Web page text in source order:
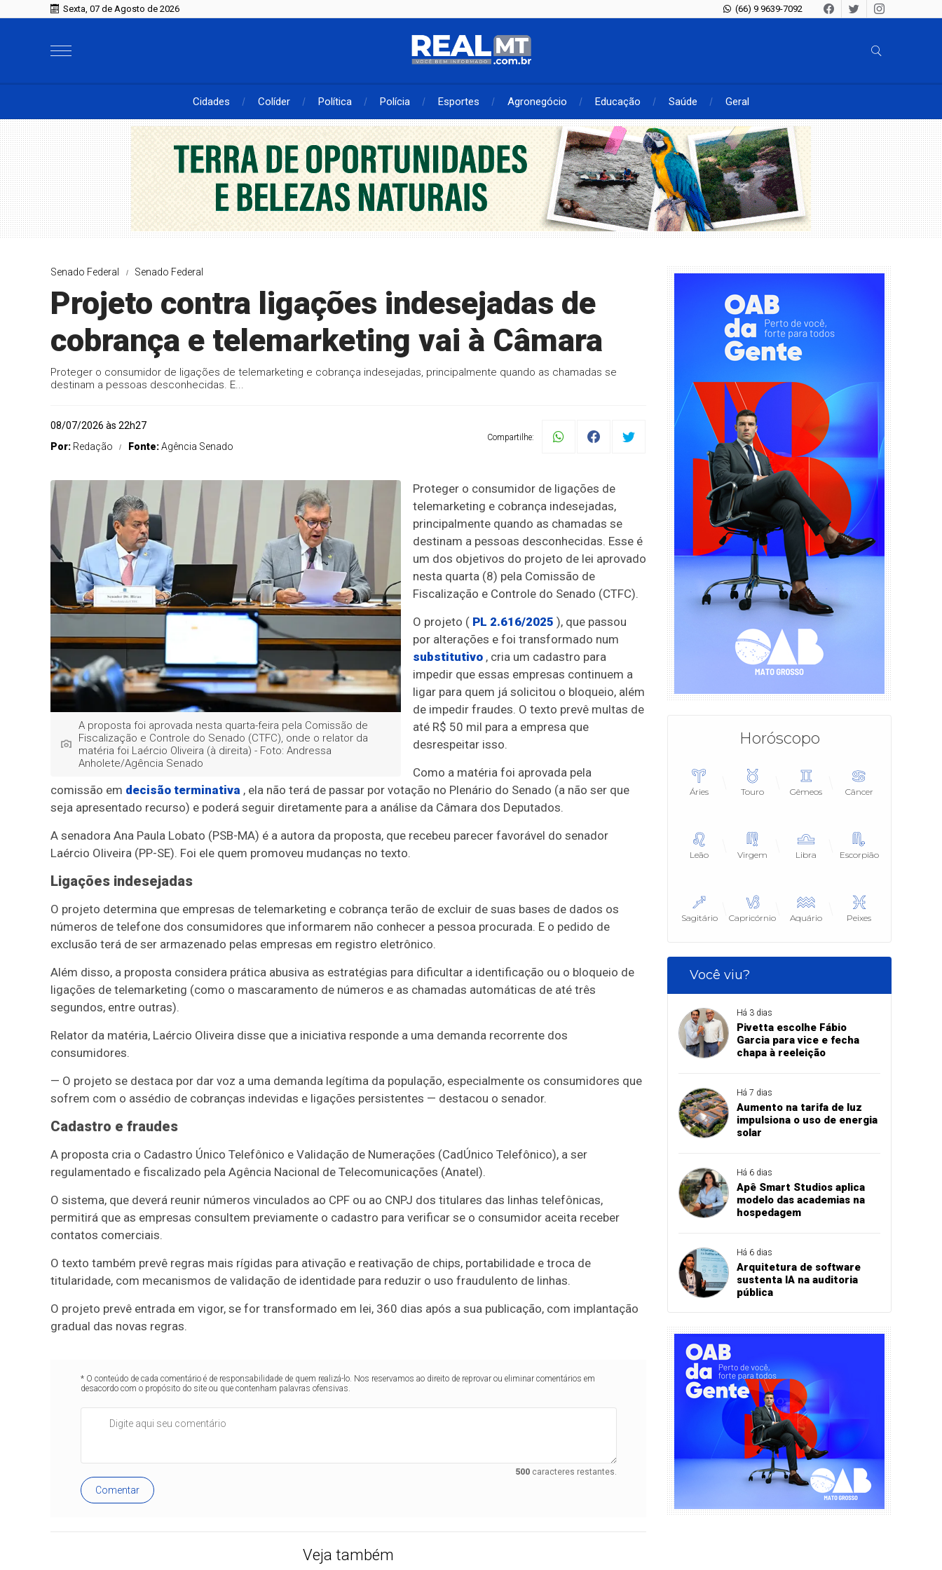
Sexta, 07 de Agosto de 2026 (66) 9 9639-7092
Cidades Colíder Política Polícia Esportes Agronegócio Educação Saúde Geral
Senado Federal Senado Federal
Projeto contra ligações indesejadas de
cobrança e telemarketing vai à Câmara
Proteger o consumidor de ligações de telemarketing e cobrança indesejadas, principalmente quando as chamadas se
destinam a pessoas desconhecidas. E...
08/07/2026 às 22h27
Por: Redação Fonte:Agência Senado
Compartilhe:
A proposta foi aprovada nesta quarta-feira pela Comissão de
Fiscalização e Controle do Senado (CTFC), onde o relator da
matéria foi Laércio Oliveira (à direita) - Foto: Andressa
Anholete/Agência Senado
Proteger o consumidor de ligações de
telemarketing e cobrança indesejadas,
principalmente quando as chamadas se
destinam a pessoas desconhecidas. Esse é
um dos objetivos do projeto de lei aprovado
nesta quarta (8) pela Comissão de
Fiscalização e Controle do Senado (CTFC).
O projeto ( PL 2.616/2025 ), que passou
por alterações e foi transformado num
substitutivo , cria um cadastro para
impedir que essas empresas continuem a
ligar para quem já solicitou o bloqueio, além
de impedir fraudes. O texto prevê multas de
até R$ 50 mil para a empresa que
desrespeitar isso.
Como a matéria foi aprovada pela
comissão em decisão terminativa , ela não terá de passar por votação no Plenário do Senado (a não ser que
seja apresentado recurso) e poderá seguir diretamente para a análise da Câmara dos Deputados.
A senadora Ana Paula Lobato (PSB-MA) é a autora da proposta, que recebeu parecer favorável do senador
Laércio Oliveira (PP-SE). Foi ele quem promoveu mudanças no texto.
Ligações indesejadas
O projeto determina que empresas de telemarketing e cobrança terão de excluir de suas bases de dados os
números de telefone dos consumidores que informarem não conhecer a pessoa procurada. E o pedido de
exclusão terá de ser armazenado pelas empresas em registro eletrônico.
Além disso, a proposta considera prática abusiva as estratégias para dificultar a identificação ou o bloqueio de
ligações de telemarketing (como o mascaramento de números e as chamadas automáticas de até três
segundos, entre outras).
Relator da matéria, Laércio Oliveira disse que a iniciativa responde a uma demanda recorrente dos
consumidores.
— O projeto se destaca por dar voz a uma demanda legítima da população, especialmente os consumidores que
sofrem com o assédio de cobranças indevidas e ligações persistentes — destacou o senador.
Cadastro e fraudes
A proposta cria o Cadastro Único Telefônico e Validação de Numerações (CadÚnico Telefônico), a ser
regulamentado e fiscalizado pela Agência Nacional de Telecomunicações (Anatel).
O sistema, que deverá reunir números vinculados ao CPF ou ao CNPJ dos titulares das linhas telefônicas,
permitirá que as empresas consultem previamente o cadastro para verificar se o consumidor aceita receber
contatos comerciais.
O texto também prevê regras mais rígidas para ativação e reativação de chips, portabilidade e troca de
titularidade, com mecanismos de validação de identidade para reduzir o uso fraudulento de linhas.
O projeto prevê entrada em vigor, se for transformado em lei, 360 dias após a sua publicação, com implantação
gradual das novas regras.
* O conteúdo de cada comentário é de responsabilidade de quem realizá-lo. Nos reservamos ao direito de reprovar ou eliminar comentários em
desacordo com o propósito do site ou que contenham palavras ofensivas.
500caracteres restantes.
Comentar
Veja também
Horóscopo
Áries Touro Gêmeos Câncer
Leão Virgem Libra Escorpião
Sagitário Capricórnio Aquário Peixes
Você viu?
Há 3 dias
Pivetta escolhe Fábio
Garcia para vice e fecha
chapa à reeleição
Há 7 dias
Aumento na tarifa de luz
impulsiona o uso de energia
solar
Há 6 dias
Apê Smart Studios aplica
modelo das academias na
hospedagem
Há 6 dias
Arquitetura de software
sustenta IA na auditoria
pública